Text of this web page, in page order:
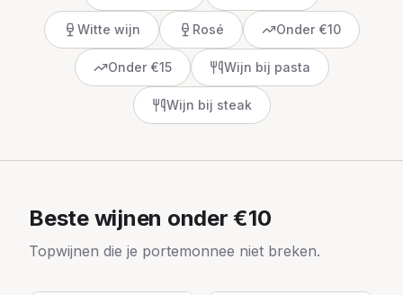
Witte wijn Rosé Onder €10
Onder €15 Wijn bij pasta
Wijn bij steak
Beste wijnen onder €10
Topwijnen die je portemonnee niet breken.